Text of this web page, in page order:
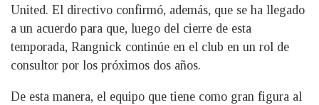
United. El directivo confirmó, además, que se ha llegado
a un acuerdo para que, luego del cierre de esta
temporada, Rangnick continúe en el club en un rol de
consultor por los próximos dos años.
De esta manera, el equipo que tiene como gran figura al